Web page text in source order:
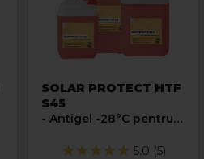
SOLAR PROTECT HTF
S45
- Antigel -28°C pentru
5.0 (5)